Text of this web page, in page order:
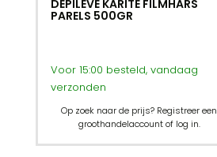
DEPILEVE KARITÉ FILMHARS
PARELS 500GR
Voor 15:00 besteld, vandaag
verzonden
Op zoek naar de prijs? Registreer een
groothandelaccount of log in.